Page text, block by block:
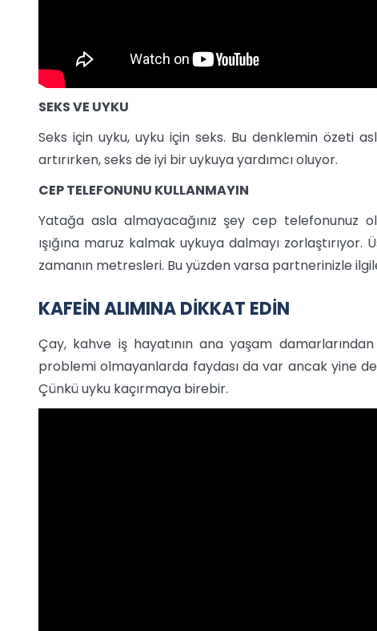
SEKS VE UYKU
Seks için uyku, uyku için seks. Bu denklemin özeti
artırırken, seks de iyi bir uykuya yardımcı oluyor.
CEP TELEFONUNU KULLANMAYIN
Yatağa asla almayacağınız şey cep telefonunuz
ışığına maruz kalmak uykuya dalmayı
zamanın metresleri. Bu yüzden varsa partnerinizle
KAFEİN ALIMINA DİKKAT EDİN
Çay, kahve iş hayatının ana yaşam
problemi olmayanlarda faydası da var ancak yine
Çünkü uyku kaçırmaya birebir.